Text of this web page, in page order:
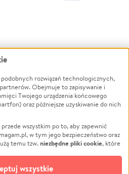
Powódź
Wichura
NGO
Edukacja
Podróż
Impreza
Ochrona środowiska
rozwiązań technologicznych,
Obejmuje to zapisywanie i
Twojego urządzenia końcowego
oraz późniejsze uzyskiwanie do nich
wszystkim po to, aby zapewnić
w tym jego bezpieczeństwo oraz
temu tzw.niezbędne pliki cookie, które
plików cookie
wszystkie